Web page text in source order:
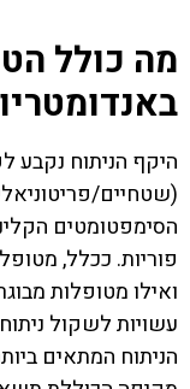
מה כולל
היקף הניתוח נקבע
(שטחיים/
הסימפטומטים
פוריות. ככלל,
ואילו מטופלות
עשויות לשקול
הניתוח המתאים